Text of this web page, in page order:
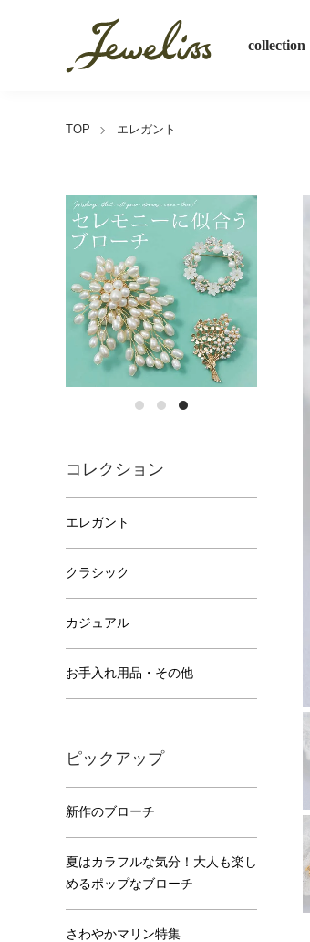
collection
TOP エレガント
コレクション
エレガント
クラシック
カジュアル
お手入れ用品・その他
ピックアップ
新作のブローチ
夏はカラフルな気分！大人も楽し
めるポップなブローチ
さわやかマリン特集